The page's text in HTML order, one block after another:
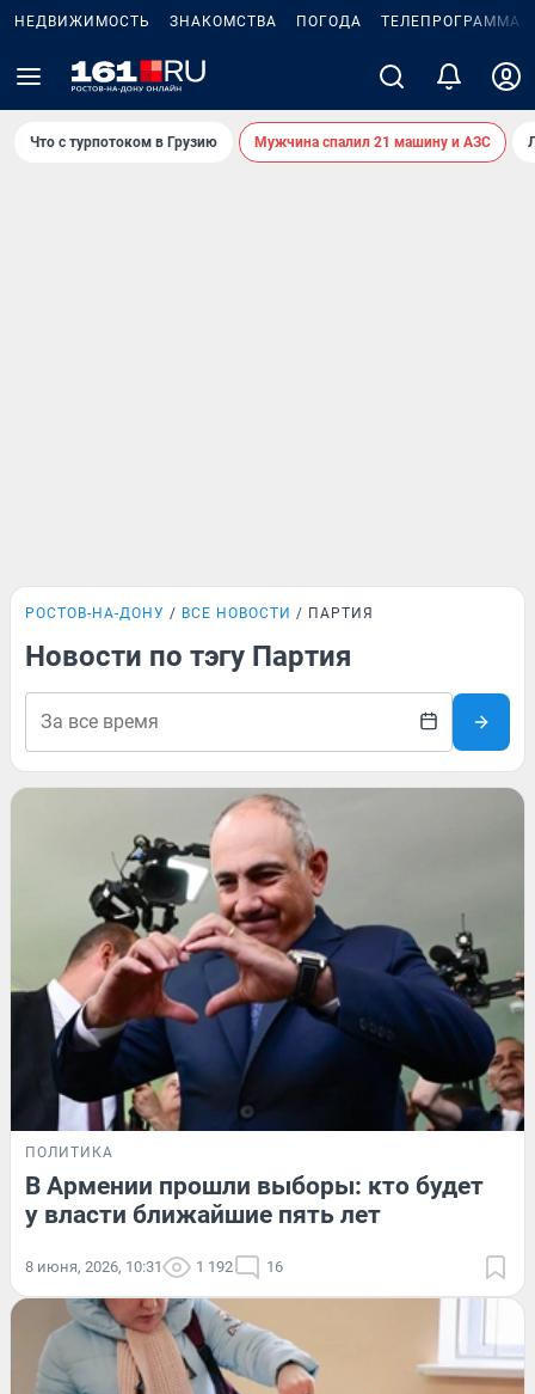
НЕДВИЖИМОСТЬ ЗНАКОМСТВА ПОГОДА ТЕЛЕПРОГРАММА
Что с турпотоком в Грузию Мужчина спалил 21 машину и АЗС
РОСТОВ-НА-ДОНУ ВСЕ НОВОСТИ ПАРТИЯ
Новости по тэгу Партия
ПОЛИТИКА
В Армении прошли выборы: кто будет
у власти ближайшие пять лет
8 июня, 2026, 10:31 1 192 16